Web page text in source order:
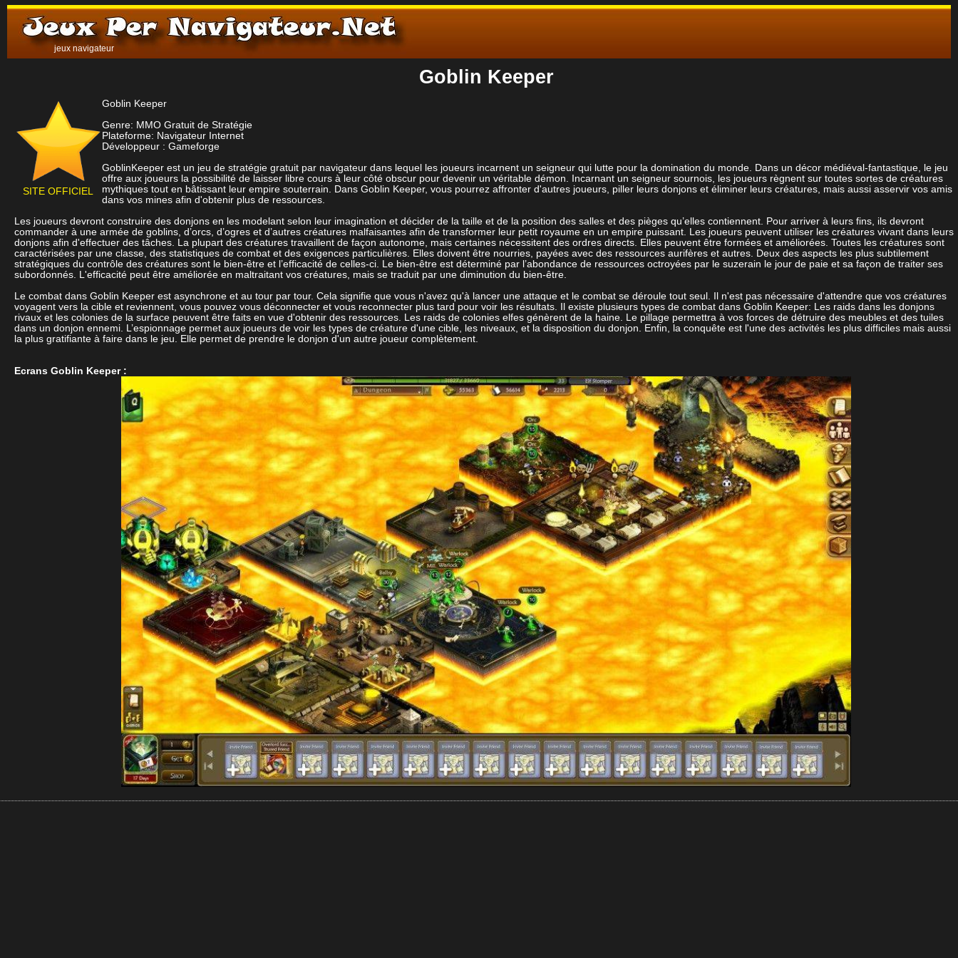
jeux navigateur
Goblin Keeper
SITE OFFICIEL
Goblin Keeper
Genre: MMO Gratuit de Stratégie
Plateforme: Navigateur Internet
Développeur : Gameforge
GoblinKeeper est un jeu de stratégie gratuit par navigateur dans lequel les joueurs incarnent un seigneur qui lutte pour la domination du monde. Dans un décor médiéval-fantastique, le jeu
offre aux joueurs la possibilité de laisser libre cours à leur côté obscur pour devenir un véritable démon. Incarnant un seigneur sournois, les joueurs règnent sur toutes sortes de créatures
mythiques tout en bâtissant leur empire souterrain. Dans Goblin Keeper, vous pourrez affronter d'autres joueurs, piller leurs donjons et éliminer leurs créatures, mais aussi asservir vos amis
dans vos mines afin d'obtenir plus de ressources.
Les joueurs devront construire des donjons en les modelant selon leur imagination et décider de la taille et de la position des salles et des pièges qu’elles contiennent. Pour arriver à leurs fins, ils devront
commander à une armée de goblins, d’orcs, d’ogres et d’autres créatures malfaisantes afin de transformer leur petit royaume en un empire puissant. Les joueurs peuvent utiliser les créatures vivant dans leurs
donjons afin d'effectuer des tâches. La plupart des créatures travaillent de façon autonome, mais certaines nécessitent des ordres directs. Elles peuvent être formées et améliorées. Toutes les créatures sont
caractérisées par une classe, des statistiques de combat et des exigences particulières. Elles doivent être nourries, payées avec des ressources aurifères et autres. Deux des aspects les plus subtilement
stratégiques du contrôle des créatures sont le bien-être et l’efficacité de celles-ci. Le bien-être est déterminé par l’abondance de ressources octroyées par le suzerain le jour de paie et sa façon de traiter ses
subordonnés. L'efficacité peut être améliorée en maltraitant vos créatures, mais se traduit par une diminution du bien-être.
Le combat dans Goblin Keeper est asynchrone et au tour par tour. Cela signifie que vous n'avez qu'à lancer une attaque et le combat se déroule tout seul. Il n'est pas nécessaire d'attendre que vos créatures
voyagent vers la cible et reviennent, vous pouvez vous déconnecter et vous reconnecter plus tard pour voir les résultats. Il existe plusieurs types de combat dans Goblin Keeper: Les raids dans les donjons
rivaux et les colonies de la surface peuvent être faits en vue d'obtenir des ressources. Les raids de colonies elfes génèrent de la haine. Le pillage permettra à vos forces de détruire des meubles et des tuiles
dans un donjon ennemi. L’espionnage permet aux joueurs de voir les types de créature d'une cible, les niveaux, et la disposition du donjon. Enfin, la conquête est l'une des activités les plus difficiles mais aussi
la plus gratifiante à faire dans le jeu. Elle permet de prendre le donjon d'un autre joueur complètement.
Ecrans Goblin Keeper :